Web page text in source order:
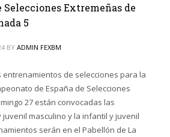
Selecciones Extremeñas de
5
BY ADMIN FEXBM
entrenamientos de selecciones para la
de España de Selecciones
27 están convocadas las
juvenil masculino y la infantil y juvenil
serán en el Pabellón de La